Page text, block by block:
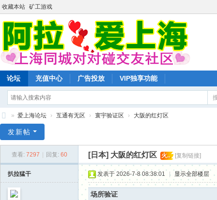
收藏本站 矿工游戏
论坛 充值中心 广告投放 VIP独享功能
上
» 爱上海论坛 › 互通有无区 › 寰宇验证区 › 大阪的红灯区
发新帖
查看: 7297 回复: 60 [日本] 大阪的红灯区 火.. [复制链接]
扒拉猛干 发表于 2026-7-8 08:38:01 | 显示全部楼层
场所验证